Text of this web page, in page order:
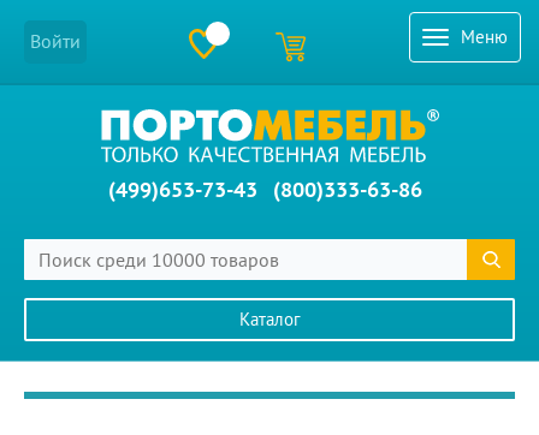
Меню
Войти
(499)653-73-43 (800)333-63-86
Каталог
Главное меню сайта